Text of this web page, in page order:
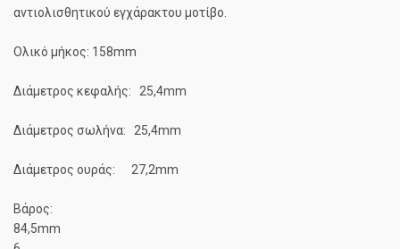
αντιολισθητικού εγχάρακτου μοτίβο.
Ολικό μήκος: 158mm
Διάμετρος κεφαλής: 25,4mm
Διάμετρος σωλήνα: 25,4mm
Διάμετρος ουράς: 27,2mm
Βάρος:
84,5mm